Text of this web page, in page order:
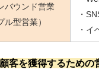
バウンド営業
ル型営業）
・
・イ
客を獲得するための